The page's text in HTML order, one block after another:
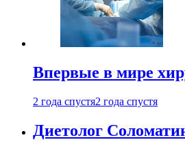
Впервые в мире
2 года спустя2 года спустя
Диетолог